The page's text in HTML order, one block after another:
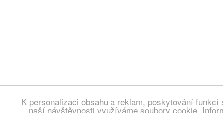
K personalizaci obsahu a reklam, poskytování
naší návštěvnosti využíváme soubory cookie.